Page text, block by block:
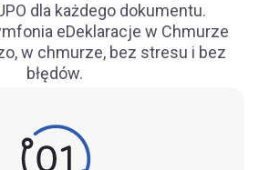
dla każdego dokumentu.
eDeklaracje w Chmurze
w chmurze, bez stresu i bez
błędów.